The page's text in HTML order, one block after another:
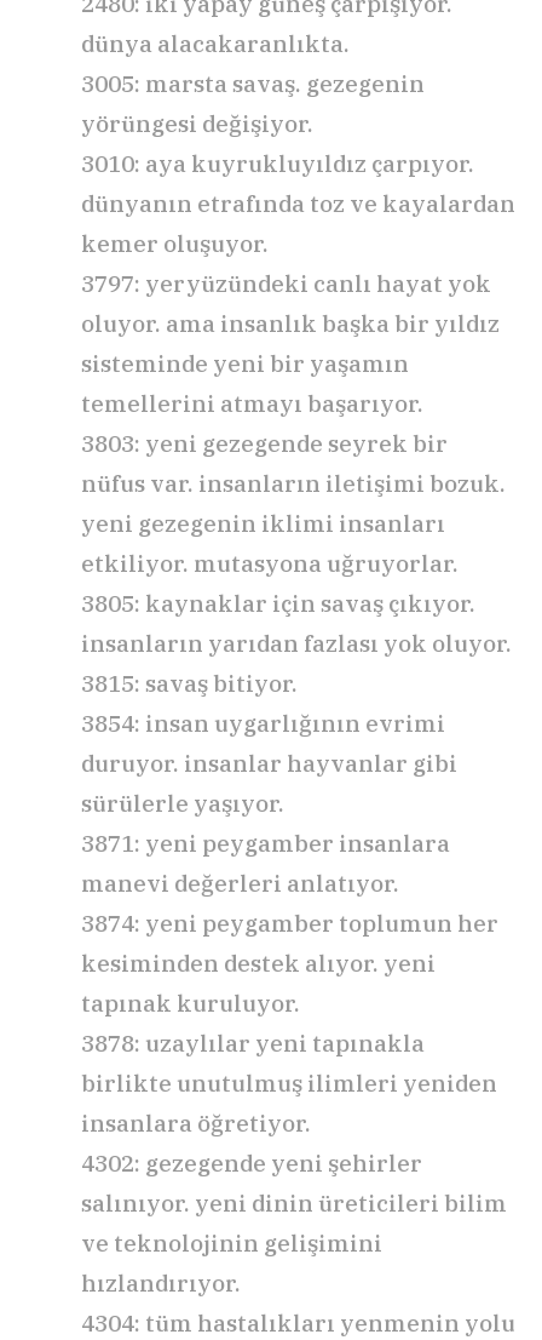
dünya alacakaranlıkta.
3005: marsta savaş. gezegenin
yörüngesi değişiyor.
3010: aya kuyrukluyıldız çarpıyor.
dünyanın etrafında toz ve kayalardan
kemer oluşuyor.
3797: yeryüzündeki canlı hayat yok
oluyor. ama insanlık başka bir yıldız
sisteminde yeni bir yaşamın
temellerini atmayı başarıyor.
3803: yeni gezegende seyrek bir
nüfus var. insanların iletişimi bozuk.
yeni gezegenin iklimi insanları
etkiliyor. mutasyona uğruyorlar.
3805: kaynaklar için savaş çıkıyor.
insanların yarıdan fazlası yok oluyor.
3815: savaş bitiyor.
3854: insan uygarlığının evrimi
duruyor. insanlar hayvanlar gibi
sürülerle yaşıyor.
3871: yeni peygamber insanlara
manevi değerleri anlatıyor.
3874: yeni peygamber toplumun her
kesiminden destek alıyor. yeni
tapınak kuruluyor.
3878: uzaylılar yeni tapınakla
birlikte unutulmuş ilimleri yeniden
insanlara öğretiyor.
4302: gezegende yeni şehirler
salınıyor. yeni dinin üreticileri bilim
ve teknolojinin gelişimini
hızlandırıyor.
4304: tüm hastalıkları yenmenin yolu